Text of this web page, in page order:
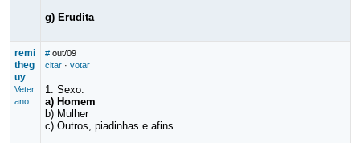
g) Erudita
remi
theg
uy
Veter
ano
# out/09
citar· votar
1. Sexo:
a) Homem
b) Mulher
c) Outros, piadinhas e afins